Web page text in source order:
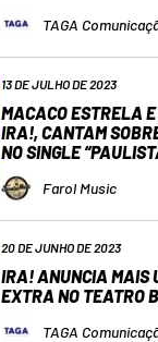
TAGA
13 DE JULHO DE 2023
MACACO ESTRELA
IRA!, CANTAM
NO SINGLE
Farol Music
20 DE JUNHO DE 2023
IRA! ANUNCIA MAIS
EXTRA NO TEATRO
TAGA